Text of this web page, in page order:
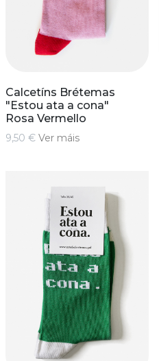
Calcetíns Brétemas
"Estou ata a cona"
Rosa Vermello
9,50 € Ver máis